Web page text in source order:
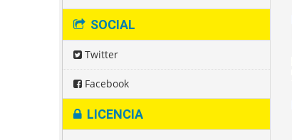
SOCIAL
Twitter
Facebook
LICENCIA